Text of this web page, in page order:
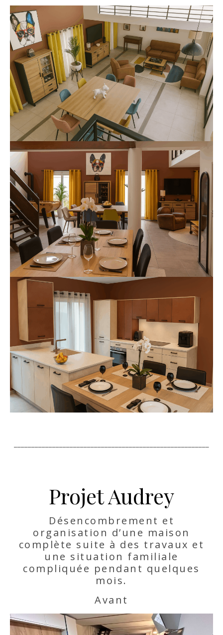
Projet Audrey
Désencombrement et
organisation d’une maison
complète suite à des travaux et
une situation familiale
compliquée pendant quelques
mois.
Avant